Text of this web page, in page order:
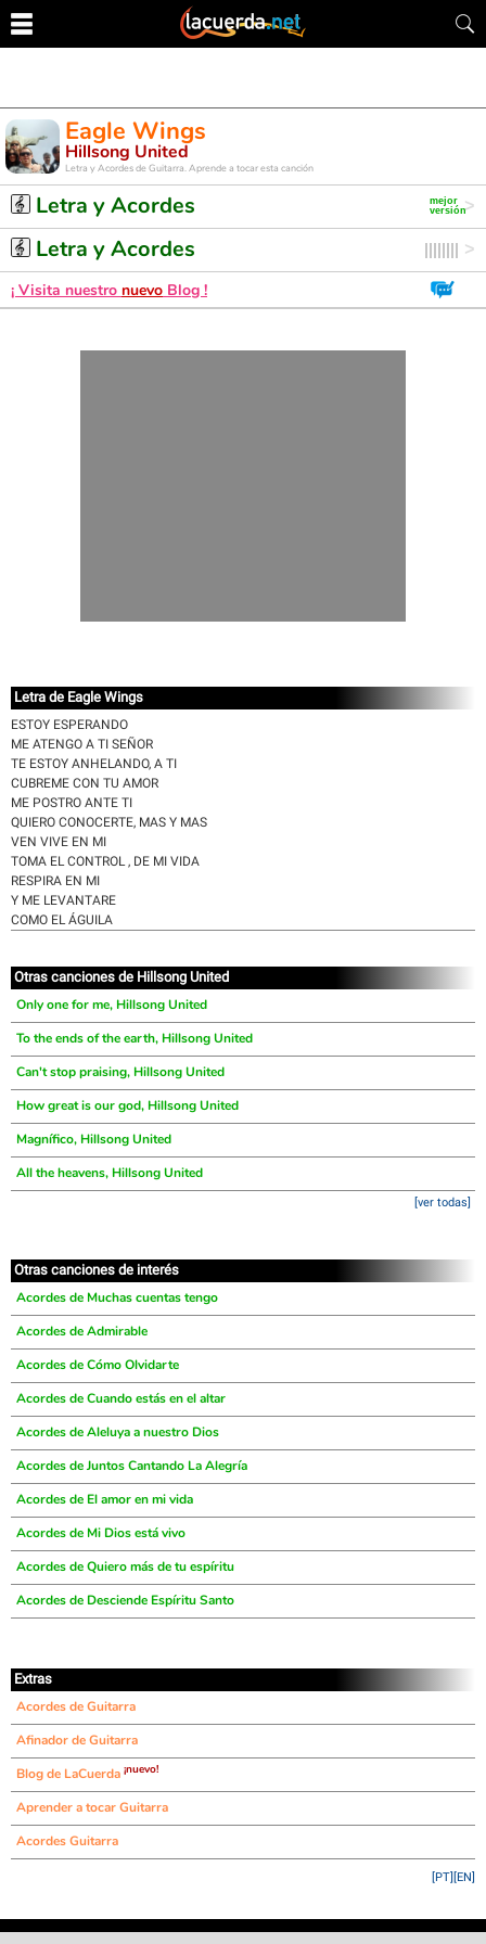
Eagle Wings
Hillsong United
Letra y Acordes de Guitarra. Aprende a tocar esta canción
Letra y Acordes
Letra y Acordes
¡ Visita nuestro nuevo Blog !
Letra de Eagle Wings
ESTOY ESPERANDO
ME ATENGO A TI SEÑOR
TE ESTOY ANHELANDO, A TI
CUBREME CON TU AMOR
ME POSTRO ANTE TI
QUIERO CONOCERTE, MAS Y MAS
VEN VIVE EN MI
TOMA EL CONTROL , DE MI VIDA
RESPIRA EN MI
Y ME LEVANTARE
COMO EL ÁGUILA
Otras canciones de Hillsong United
Only one for me, Hillsong United
To the ends of the earth, Hillsong United
Can't stop praising, Hillsong United
How great is our god, Hillsong United
Magnífico, Hillsong United
All the heavens, Hillsong United
[ver todas]
Otras canciones de interés
Acordes de Muchas cuentas tengo
Acordes de Admirable
Acordes de Cómo Olvidarte
Acordes de Cuando estás en el altar
Acordes de Aleluya a nuestro Dios
Acordes de Juntos Cantando La Alegría
Acordes de El amor en mi vida
Acordes de Mi Dios está vivo
Acordes de Quiero más de tu espíritu
Acordes de Desciende Espíritu Santo
Extras
Acordes de Guitarra
Afinador de Guitarra
Blog de LaCuerda ¡nuevo!
Aprender a tocar Guitarra
Acordes Guitarra
[EN]
[PT]